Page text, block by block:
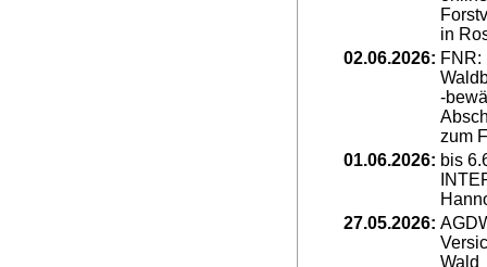
in
02.06.2026: FNR:
-
zum
01.06.2026: bis
27.05.2026:
Wald